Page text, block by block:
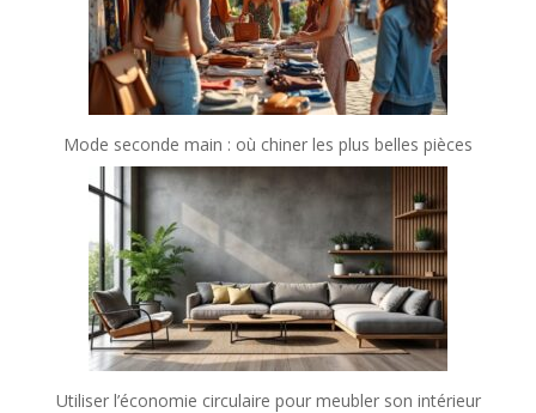
Mode seconde main : où chiner les plus belles pièces
Utiliser l’économie circulaire pour meubler son intérieur